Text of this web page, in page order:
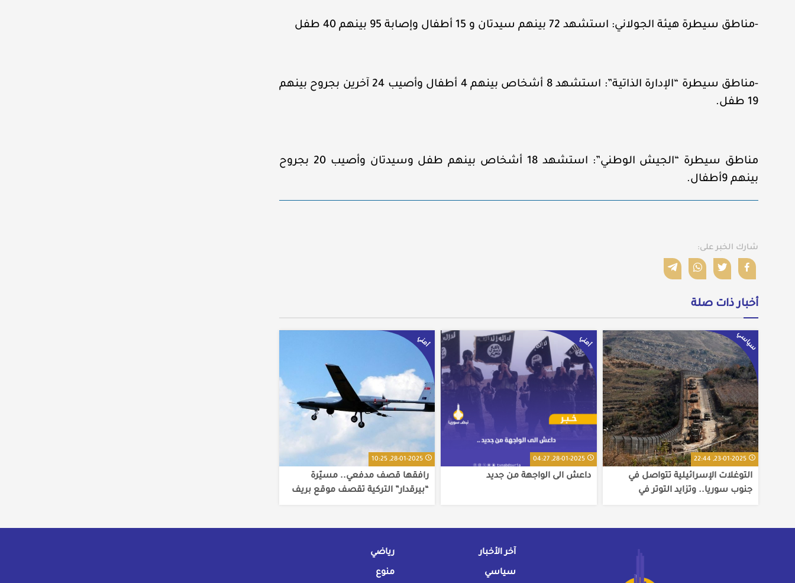
-مناطق سيطرة هيئة الجولاني: استشهد 72 بينهم سيدتان و 15 أطفال وإصابة 95 بينهم 40 طفل
-مناطق سيطرة “الإدارة الذاتية”: استشهد 8 أشخاص بينهم 4 أطفال وأصيب 24 آخرين بجروح بينهم
19 طفل.
مناطق سيطرة “الجيش الوطني”: استشهد 18 أشخاص بينهم طفل وسيدتان وأصيب 20 بجروح
بينهم 9أطفال.
شارك الخبر على:
أخبار ذات صلة
سياسي
23-01-2025, 22:44
التوغلات الإسرائيلية تتواصل في
جنوب سوريا.. وتزايد التوتر في
أمني
28-01-2025, 04:27
داعش الى الواجهة من جديد
أمني
28-01-2025, 10:25
رافقها قصف مدفعي.. مسيّرة
“بيرقدار” التركية تقصف موقع بريف
آخر الأخبار
سياسي
رياضي
منوع